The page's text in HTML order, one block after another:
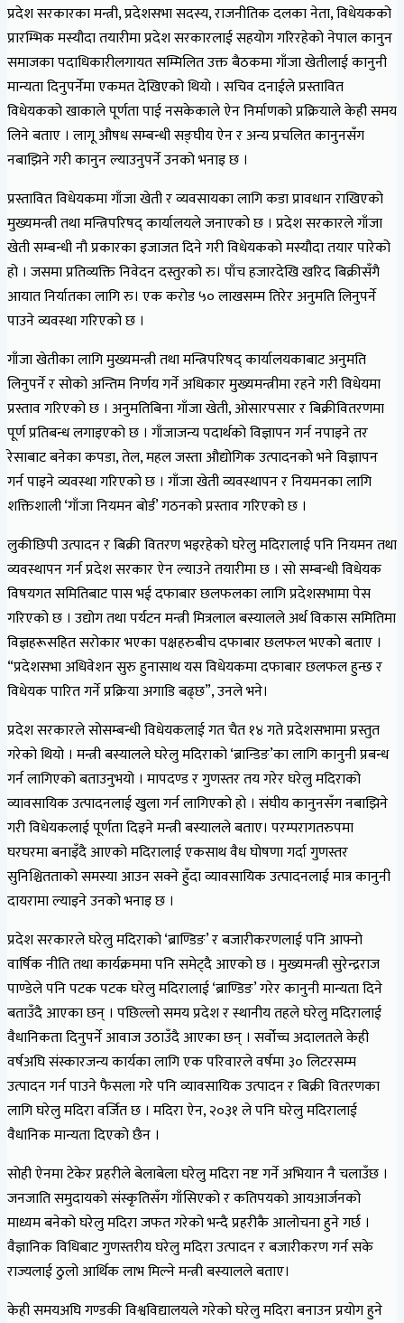
प्रदेश सरकारका मन्त्री, प्रदेशसभा सदस्य, राजनीतिक दलका नेता, विधेयकको
प्रारम्भिक मस्यौदा तयारीमा प्रदेश सरकारलाई सहयोग गरिरहेको नेपाल कानुन
समाजका पदाधिकारीलगायत सम्मिलित उक्त बैठकमा गाँजा खेतीलाई कानुनी
मान्यता दिनुपर्नेमा एकमत देखिएको थियो । सचिव दनाईले प्रस्तावित
विधेयकको खाकाले पूर्णता पाई नसकेकाले ऐन निर्माणको प्रक्रियाले केही समय
लिने बताए । लागू औषध सम्बन्धी सङ्घीय ऐन र अन्य प्रचलित कानुनसँग
नबाझिने गरी कानुन ल्याउनुपर्ने उनको भनाइ छ ।
प्रस्तावित विधेयकमा गाँजा खेती र व्यवसायका लागि कडा प्रावधान राखिएको
मुख्यमन्त्री तथा मन्त्रिपरिषद् कार्यालयले जनाएको छ । प्रदेश सरकारले गाँजा
खेती सम्बन्धी नौ प्रकारका इजाजत दिने गरी विधेयकको मस्यौदा तयार पारेको
हो । जसमा प्रतिव्यक्ति निवेदन दस्तुरको रु। पाँच हजारदेखि खरिद बिक्रीसँगै
आयात निर्यातका लागि रु। एक करोड ५० लाखसम्म तिरेर अनुमति लिनुपर्ने
पाउने व्यवस्था गरिएको छ ।
गाँजा खेतीका लागि मुख्यमन्त्री तथा मन्त्रिपरिषद् कार्यालयकाबाट अनुमति
लिनुपर्ने र सोको अन्तिम निर्णय गर्ने अधिकार मुख्यमन्त्रीमा रहने गरी विधेयमा
प्रस्ताव गरिएको छ । अनुमतिबिना गाँजा खेती, ओसारपसार र बिक्रीवितरणमा
पूर्ण प्रतिबन्ध लगाइएको छ । गाँजाजन्य पदार्थको विज्ञापन गर्न नपाइने तर
रेसाबाट बनेका कपडा, तेल, महल जस्ता औद्योगिक उत्पादनको भने विज्ञापन
गर्न पाइने व्यवस्था गरिएको छ । गाँजा खेती व्यवस्थापन र नियमनका लागि
शक्तिशाली ‘गाँजा नियमन बोर्ड’ गठनको प्रस्ताव गरिएको छ ।
लुकीछिपी उत्पादन र बिक्री वितरण भइरहेको घरेलु मदिरालाई पनि नियमन तथा
व्यवस्थापन गर्न प्रदेश सरकार ऐन ल्याउने तयारीमा छ । सो सम्बन्धी विधेयक
विषयगत समितिबाट पास भई दफाबार छलफलका लागि प्रदेशसभामा पेस
गरिएको छ । उद्योग तथा पर्यटन मन्त्री मित्रलाल बस्यालले अर्थ विकास समितिमा
विज्ञहरूसहित सरोकार भएका पक्षहरुबीच दफाबार छलफल भएको बताए ।
“प्रदेशसभा अधिवेशन सुरु हुनासाथ यस विधेयकमा दफाबार छलफल हुन्छ र
विधेयक पारित गर्ने प्रक्रिया अगाडि बढ्छ”, उनले भने।
प्रदेश सरकारले सोसम्बन्धी विधेयकलाई गत चैत १४ गते प्रदेशसभामा प्रस्तुत
गरेको थियो । मन्त्री बस्यालले घरेलु मदिराको ‘ब्रान्डिङ’का लागि कानुनी प्रबन्ध
गर्न लागिएको बताउनुभयो । मापदण्ड र गुणस्तर तय गरेर घरेलु मदिराको
व्यावसायिक उत्पादनलाई खुला गर्न लागिएको हो । संघीय कानुनसँग नबाझिने
गरी विधेयकलाई पूर्णता दिइने मन्त्री बस्यालले बताए। परम्परागतरुपमा
घरघरमा बनाइँदै आएको मदिरालाई एकसाथ वैध घोषणा गर्दा गुणस्तर
सुनिश्चितताको समस्या आउन सक्ने हुँदा व्यावसायिक उत्पादनलाई मात्र कानुनी
दायरामा ल्याइने उनको भनाइ छ ।
प्रदेश सरकारले घरेलु मदिराको ‘ब्राण्डिङ’ र बजारीकरणलाई पनि आफ्नो
वार्षिक नीति तथा कार्यक्रममा पनि समेट्दै आएको छ । मुख्यमन्त्री सुरेन्द्रराज
पाण्डेले पनि पटक पटक घरेलु मदिरालाई ‘ब्राण्डिङ’ गरेर कानुनी मान्यता दिने
बताउँदै आएका छन् । पछिल्लो समय प्रदेश र स्थानीय तहले घरेलु मदिरालाई
वैधानिकता दिनुपर्ने आवाज उठाउँदै आएका छन् । सर्वोच्च अदालतले केही
वर्षअघि संस्कारजन्य कार्यका लागि एक परिवारले वर्षमा ३० लिटरसम्म
उत्पादन गर्न पाउने फैसला गरे पनि व्यावसायिक उत्पादन र बिक्री वितरणका
लागि घरेलु मदिरा वर्जित छ । मदिरा ऐन, २०३१ ले पनि घरेलु मदिरालाई
वैधानिक मान्यता दिएको छैन ।
सोही ऐनमा टेकेर प्रहरीले बेलाबेला घरेलु मदिरा नष्ट गर्ने अभियान नै चलाउँछ ।
जनजाति समुदायको संस्कृतिसँग गाँसिएको र कतिपयको आयआर्जनको
माध्यम बनेको घरेलु मदिरा जफत गरेको भन्दै प्रहरीकै आलोचना हुने गर्छ ।
वैज्ञानिक विधिबाट गुणस्तरीय घरेलु मदिरा उत्पादन र बजारीकरण गर्न सके
राज्यलाई ठुलो आर्थिक लाभ मिल्ने मन्त्री बस्यालले बताए।
केही समयअघि गण्डकी विश्वविद्यालयले गरेको घरेलु मदिरा बनाउन प्रयोग हुने